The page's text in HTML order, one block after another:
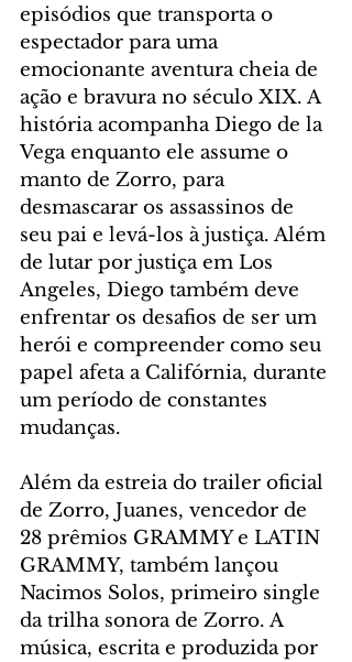
episódios que transporta o
espectador para uma
emocionante aventura cheia de
ação e bravura no século XIX. A
história acompanha Diego de la
Vega enquanto ele assume o
manto de Zorro, para
desmascarar os assassinos de
seu pai e levá-los à justiça. Além
de lutar por justiça em Los
Angeles, Diego também deve
enfrentar os desafios de ser um
herói e compreender como seu
papel afeta a Califórnia, durante
um período de constantes
mudanças.
Além da estreia do trailer oficial
de Zorro, Juanes, vencedor de
28 prêmios GRAMMY e LATIN
GRAMMY, também lançou
Nacimos Solos, primeiro single
da trilha sonora de Zorro. A
música, escrita e produzida por